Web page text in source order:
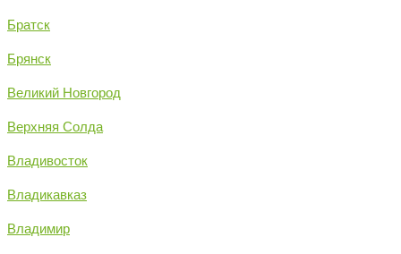
Братск
Брянск
Великий Новгород
Верхняя Солда
Владивосток
Владикавказ
Владимир